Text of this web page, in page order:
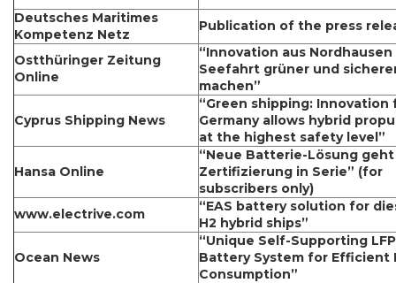
Deutsches Maritimes
Kompetenz Netz
Publication of the press
Ostthüringer Zeitung
Online
“Innovation aus Nordhausen
Seefahrt grüner und
machen”
Cyprus Shipping News
“Green shipping: Innovation
Germany allows hybrid
at the highest safety level”
Hansa Online
“Neue Batterie-Lösung
Zertifizierung in Serie” (for
subscribers only)
www.electrive.com
“EAS battery solution for
H2 hybrid ships”
Ocean News
“Unique Self-Supporting LFP
Battery System for Efficient
Consumption”